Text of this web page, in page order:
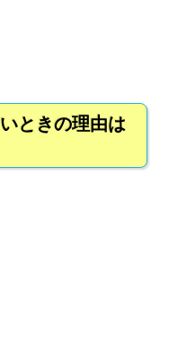
ときの理由は